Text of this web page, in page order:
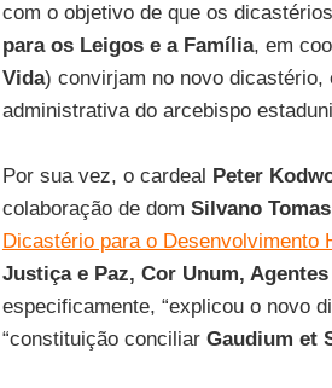
com o objetivo de que os
para os Leigos e a Família, em
Vida) convirjam no novo
administrativa do arcebispo
Por sua vez, o cardeal Peter
colaboração de dom Silvano
Dicastério para o Desenvolvimento
Justiça e Paz, Cor Unum,
especificamente, “explicou o novo
“constituição conciliar Gaudium et